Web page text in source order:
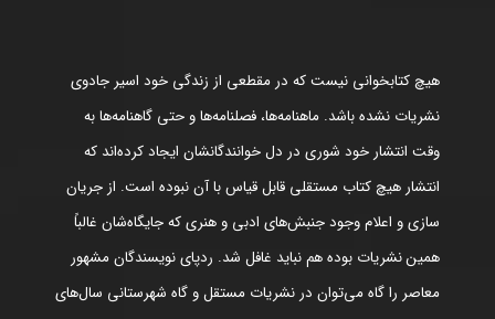
هیچ کتابخوانی نیست که در مقطعی از زندگی خود اسیر جادوی
نشریات نشده باشد. ماهنامه‌ها، فصلنامه‌ها و حتی گاهنامه‌ها به
وقت انتشار خود شوری در دل خوانندگانشان ایجاد کرده‌اند که
انتشار هیچ کتاب مستقلی قابل قیاس با آن نبوده است. از جریان
سازی و اعلام وجود جنبش‌های ادبی و هنری که جایگاه‌شان غالباً
همین نشریات بوده هم نباید غافل شد. ردپای نویسندگان مشهور
معاصر را گاه می‌توان در نشریات مستقل و گاه شهرستانی سال‌های